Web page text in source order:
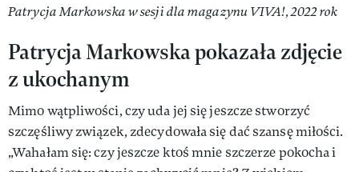
Patrycja Markowska w sesji dla magazynu VIVA!, 2022 rok
Patrycja Markowska pokazała zdjęcie
z ukochanym
Mimo wątpliwości, czy uda jej się jeszcze stworzyć
szczęśliwy związek, zdecydowała się dać szansę miłości.
„Wahałam się: czy jeszcze ktoś mnie szczerze pokocha i